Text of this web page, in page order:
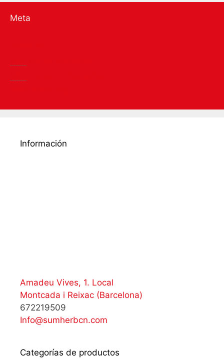
Meta
Información
Amadeu Vives, 1. Local
Montcada i Reixac (Barcelona)
672219509
Info@sumherbcn.com
Categorías de productos